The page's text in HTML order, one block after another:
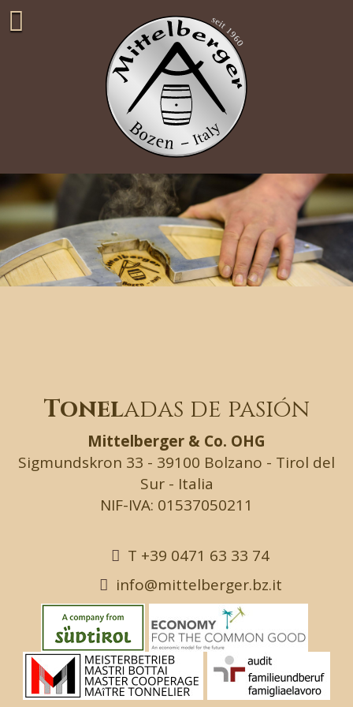
Toneladas de pasión
Mittelberger & Co. OHG
Sigmundskron 33 - 39100 Bolzano - Tirol del
Sur - Italia
NIF-IVA: 01537050211
T +39 0471 63 33 74
info@mittelberger.bz.it